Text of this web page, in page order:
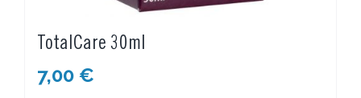
TotalCare 30ml
7,00 €